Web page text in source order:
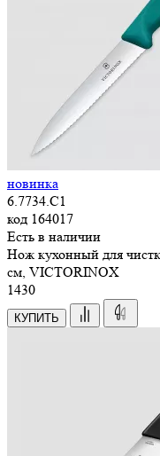
новинка
6.7734.C1
код 164017
Есть в наличии
Нож кухонный для
см, VICTORINOX
1430
КУПИТЬ